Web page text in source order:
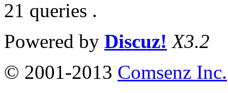
21 queries .
Powered by Discuz! X3.2
© 2001-2013 Comsenz Inc.